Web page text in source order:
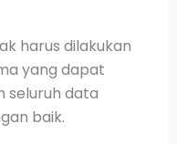
harus dilakukan
yang dapat
seluruh data
baik.